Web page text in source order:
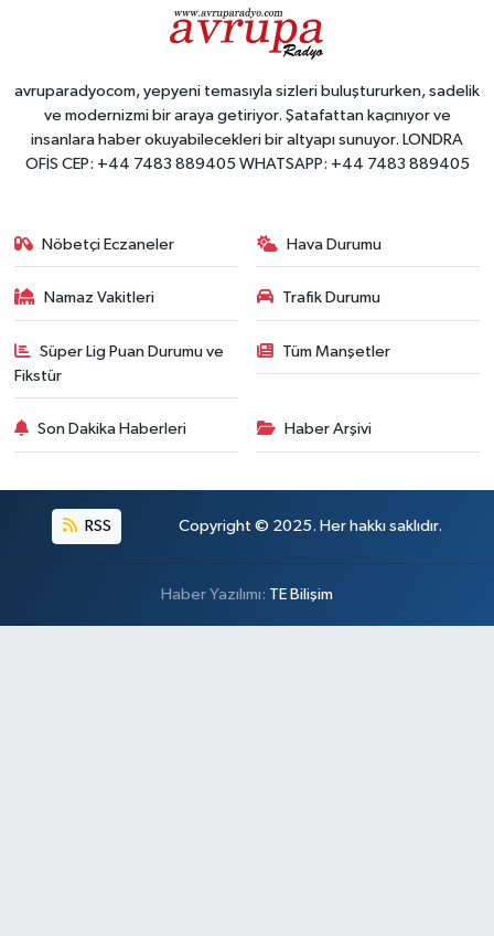
avruparadyocom, yepyeni temasıyla sizleri buluştururken, sadelik
ve modernizmi bir araya getiriyor. Şatafattan kaçınıyor ve
insanlara haber okuyabilecekleri bir altyapı sunuyor. LONDRA
OFİS CEP: +44 7483 889405 WHATSAPP: +44 7483 889405
Nöbetçi Eczaneler Hava Durumu
Namaz Vakitleri Trafik Durumu
Süper Lig Puan Durumu ve
Fikstür
Tüm Manşetler
Son Dakika Haberleri Haber Arşivi
RSS Copyright © 2025. Her hakkı saklıdır.
Haber Yazılımı: TE Bilişim